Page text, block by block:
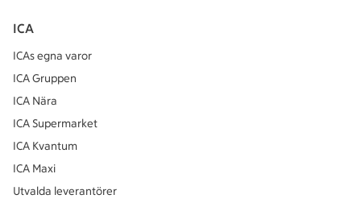
ICA
ICAs egna varor
ICA Gruppen
ICA Nära
ICA Supermarket
ICA Kvantum
ICA Maxi
Utvalda leverantörer